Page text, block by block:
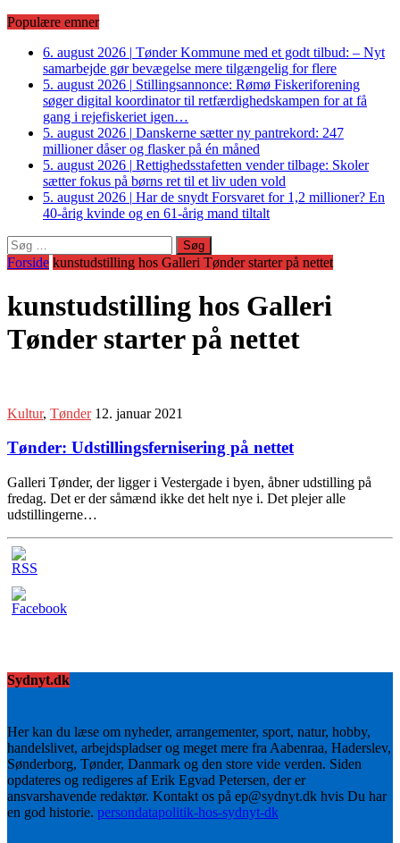
Populære emner
6. august 2026 | Tønder Kommune med et godt tilbud: – Nyt
samarbejde gør bevægelse mere tilgængelig for flere
5. august 2026 | Stillingsannonce: Rømø Fiskeriforening
søger digital koordinator til retfærdighedskampen for at få
gang i rejefiskeriet igen…
5. august 2026 | Danskerne sætter ny pantrekord: 247
millioner dåser og flasker på én måned
5. august 2026 | Rettighedsstafetten vender tilbage: Skoler
sætter fokus på børns ret til et liv uden vold
5. august 2026 | Har de snydt Forsvaret for 1,2 millioner? En
40-årig kvinde og en 61-årig mand tiltalt
Søg
efter:
Forside kunstudstilling hos Galleri Tønder starter på nettet
kunstudstilling hos Galleri
Tønder starter på nettet
Kultur, Tønder 12. januar 2021
Tønder: Udstillingsfernisering på nettet
Galleri Tønder, der ligger i Vestergade i byen, åbner udstilling på
fredag. Det er der såmænd ikke det helt nye i. Det plejer alle
udstillingerne…
Sydnyt.dk
Her kan du læse om nyheder, arrangementer, sport, natur, hobby,
handelslivet, arbejdspladser og meget mere fra Aabenraa, Haderslev,
Sønderborg, Tønder, Danmark og den store vide verden. Siden
opdateres og redigeres af Erik Egvad Petersen, der er
ansvarshavende redaktør. Kontakt os på ep@sydnyt.dk hvis Du har
en god historie. persondatapolitik-hos-sydnyt-dk